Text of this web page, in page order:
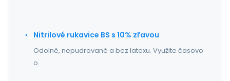
Nitrilové rukavice BS s 10% zľavou
Odolné, nepudrované a bez latexu. Využite časovo
o